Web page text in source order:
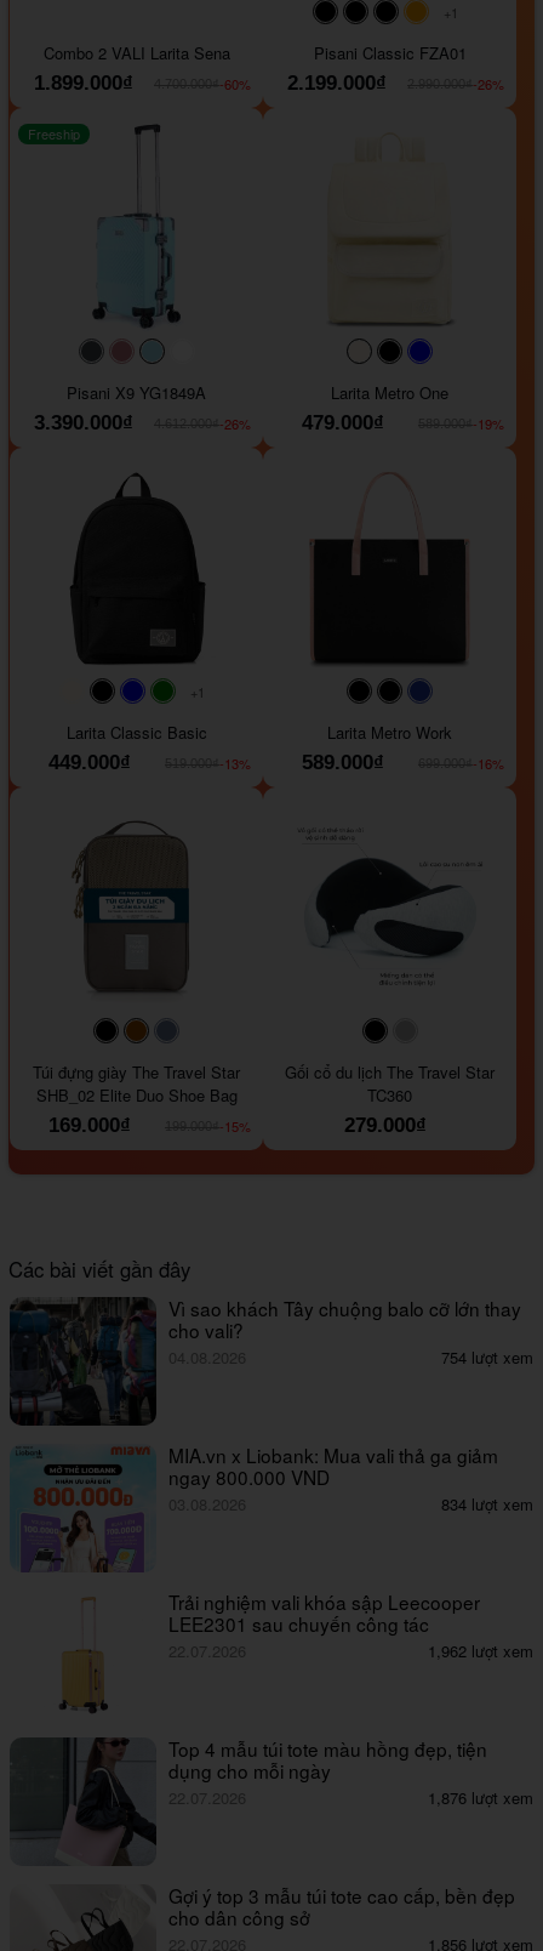
Combo 2 VALI Larita Sena
1.899.000₫
-60%
#000000#000000#000000
+1
Pisani Classic FZA01
2.199.000₫
-26%
#40454a#b76e79
Freeship
Pisani X9 YG1849A
3.390.000₫
-26%
#faf0e6#000000
Larita Metro One
479.000₫
-19%
#faf0e6#000000#0000FF
+1
Larita Classic Basic
449.000₫
-13%
#000000#000000
Larita Metro Work
589.000₫
-16%
#000000#964B00
Túi đựng giày The Travel Star
SHB_02 Elite Duo Shoe Bag
169.000₫
-15%
Gối cổ du lịch The Travel Star
TC360
279.000₫
Các bài viết gần đây
Vì sao khách Tây chuộng balo cỡ lớn thay
cho vali?
04.08.2026 754 lượt xem
MIA.vn x Liobank: Mua vali thả ga giảm
ngay 800.000 VND
03.08.2026 834 lượt xem
Trải nghiệm vali khóa sập Leecooper
LEE2301 sau chuyến công tác
22.07.2026 1,962 lượt xem
Top 4 mẫu túi tote màu hồng đẹp, tiện
dụng cho mỗi ngày
22.07.2026 1,876 lượt xem
Gợi ý top 3 mẫu túi tote cao cấp, bền đẹp
cho dân công sở
22.07.2026 1,856 lượt xem